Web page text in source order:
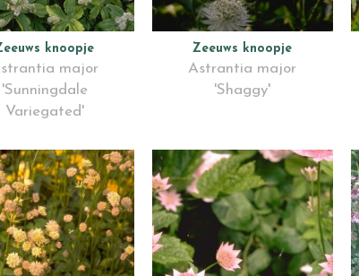
knoopje
major
'Sunningdale
Variegated'
Zeeuws knoopje
Astrantia major
'Shaggy'